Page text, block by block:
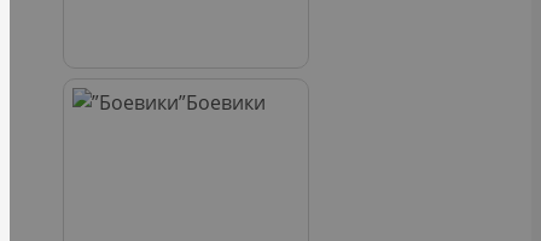
Боевики